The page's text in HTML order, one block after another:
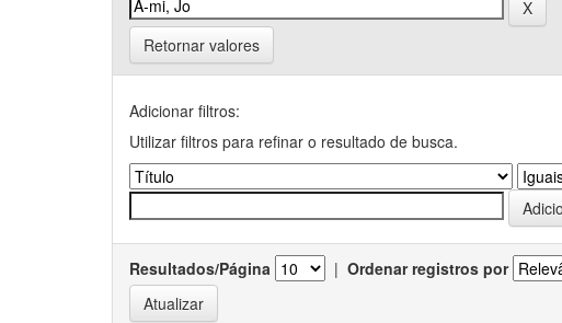
Retornar valores
Adicionar filtros:
Utilizar filtros para refinar o resultado de busca.
Resultados/Página | Ordenar registros por